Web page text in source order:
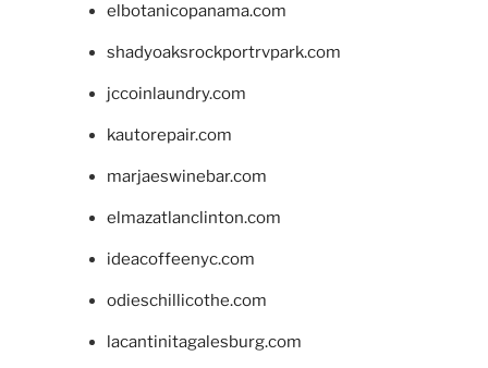
elbotanicopanama.com
shadyoaksrockportrvpark.com
jccoinlaundry.com
kautorepair.com
marjaeswinebar.com
elmazatlanclinton.com
ideacoffeenyc.com
odieschillicothe.com
lacantinitagalesburg.com